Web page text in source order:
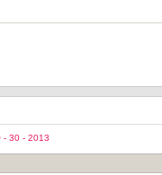
- 30 - 2013